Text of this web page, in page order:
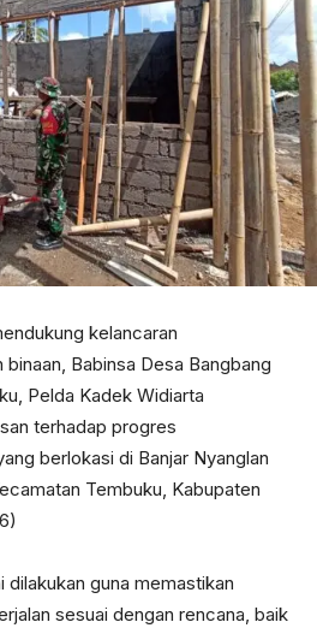
kelancaran
Babinsa Desa Bangbang
Pelda Kadek Widiarta
terhadap progres
berlokasi di Banjar Nyanglan
Tembuku, Kabupaten
dilakukan guna memastikan
sesuai dengan rencana, baik